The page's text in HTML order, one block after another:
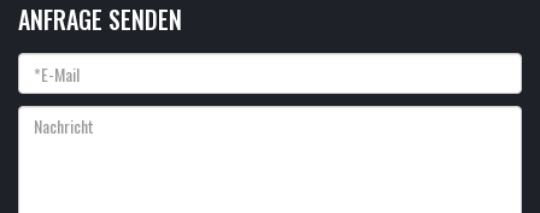
ANFRAGE SENDEN